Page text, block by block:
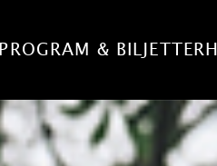
PROGRAM & BILJETTER